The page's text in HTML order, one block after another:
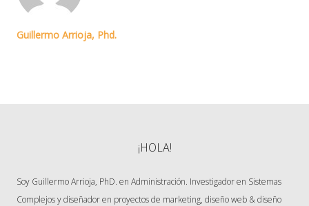
Guillermo Arrioja, Phd.
¡HOLA!
Soy Guillermo Arrioja, PhD. en Administración. Investigador en Sistemas
Complejos y diseñador en proyectos de marketing, diseño web & diseño